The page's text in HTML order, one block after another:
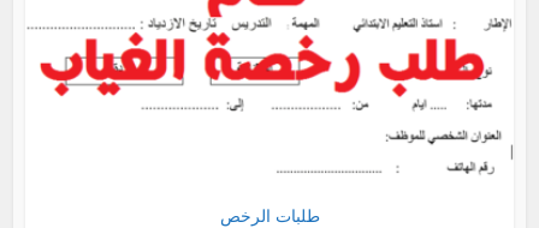
طلبات الرخص